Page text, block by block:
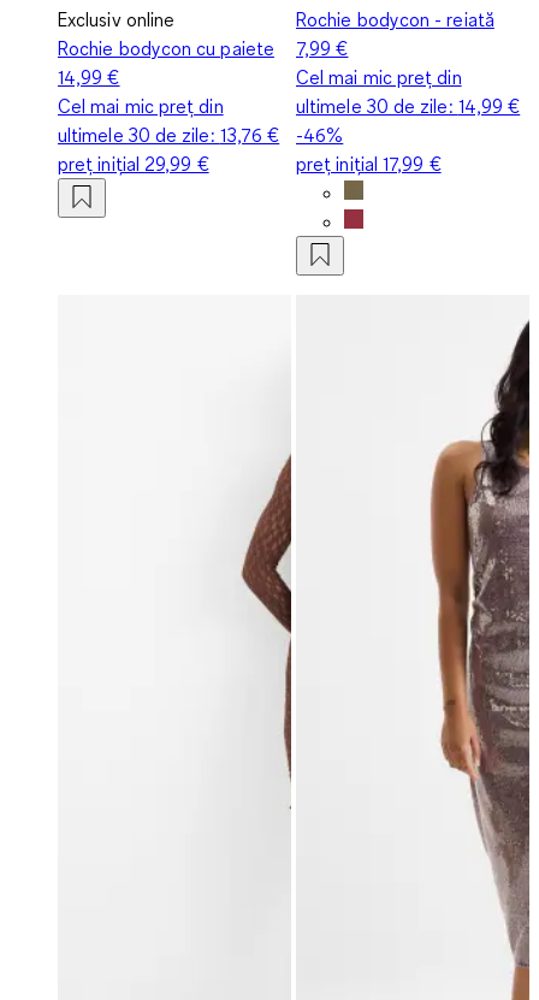
Exclusiv online
Rochie bodycon cu paiete
14,99 €
Cel mai mic preț din
ultimele 30 de zile: 13,76 €
preț inițial 29,99 €
Rochie bodycon - reiată
7,99 €
Cel mai mic preț din
ultimele 30 de zile: 14,99 €
-46%
preț inițial17,99 €